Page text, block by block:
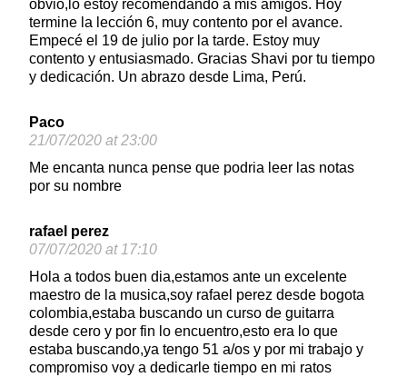
obvio,lo estoy recomendando a mis amigos. Hoy
termine la lección 6, muy contento por el avance.
Empecé el 19 de julio por la tarde. Estoy muy
contento y entusiasmado. Gracias Shavi por tu tiempo
y dedicación. Un abrazo desde Lima, Perú.
Paco
21/07/2020 at 23:00
Me encanta nunca pense que podria leer las notas
por su nombre
rafael perez
07/07/2020 at 17:10
Hola a todos buen dia,estamos ante un excelente
maestro de la musica,soy rafael perez desde bogota
colombia,estaba buscando un curso de guitarra
desde cero y por fin lo encuentro,esto era lo que
estaba buscando,ya tengo 51 a/os y por mi trabajo y
compromiso voy a dedicarle tiempo en mi ratos